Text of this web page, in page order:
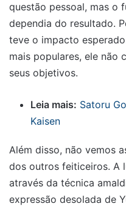
questão pessoal, mas o
dependia do resultado.
teve o impacto
mais populares, ele não
seus objetivos.
Leia mais: Satoru
Kaisen
Além disso, não vemos
dos outros feiticeiros. A
através da técnica
expressão desolada de